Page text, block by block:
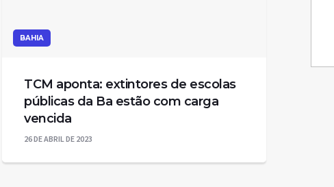
BAHIA
TCM aponta: extintores de escolas
públicas da Ba estão com carga
vencida
26 DE ABRIL DE 2023